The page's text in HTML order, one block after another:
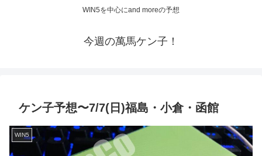
WIN5を中心にand moreの予想
今週の萬馬ケン子！
ケン子予想〜7/7(日)福島・小倉・函館
WIN5